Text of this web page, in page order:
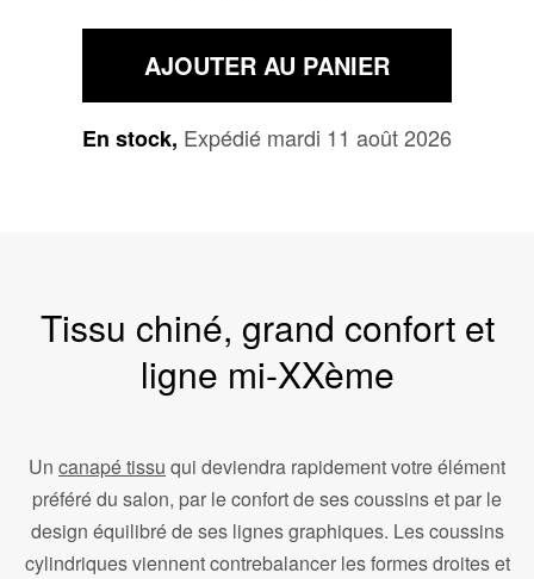
AJOUTER AU PANIER
En stock, Expédié mardi 11 août 2026
Tissu chiné, grand confort et
ligne mi-XXème
Un canapé tissu qui deviendra rapidement votre élément
préféré du salon, par le confort de ses coussins et par le
design équilibré de ses lignes graphiques. Les coussins
cylindriques viennent contrebalancer les formes droites et